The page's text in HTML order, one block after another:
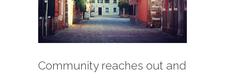
Community reaches out and